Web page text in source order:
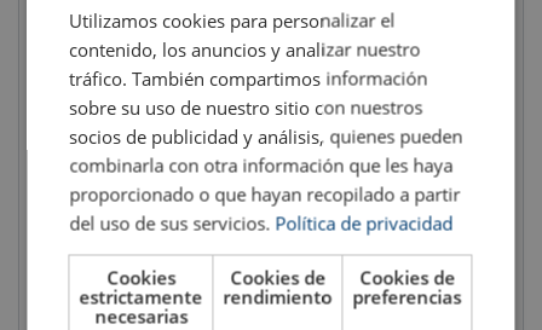
Anillo Giratorio Triple
Fuerza máxima de utilización WLL: 0.40 - 22.00 ton
Cáncamo de elevación
giratorio para soldar Codipro
WE DSR
Fuerza máxima de utilización WLL: 2 - 5 ton
Utilizamos cookies para personalizar el
contenido, los anuncios y analizar nuestro
tráfico. También compartimos información
sobre su uso de nuestro sitio con nuestros
socios de publicidad y análisis, quienes pueden
combinarla con otra información que les haya
proporcionado o que hayan recopilado a partir
del uso de sus servicios. Política de privacidad
Cookies
estrictamente
necesarias
Cookies de
rendimiento
Cookies de
preferencias